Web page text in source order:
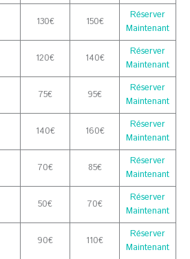
130€ 150€
Réserver
Maintenant
120€ 140€
Réserver
Maintenant
75€ 95€
Réserver
Maintenant
140€ 160€
Réserver
Maintenant
70€ 85€
Réserver
Maintenant
50€ 70€
Réserver
Maintenant
90€ 110€
Réserver
Maintenant